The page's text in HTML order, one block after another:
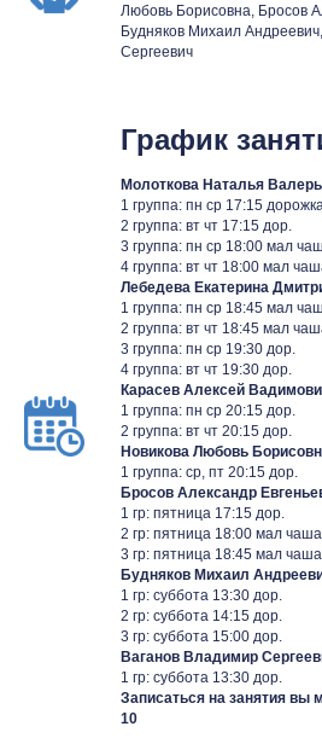
Любовь Борисовна, Бросов
Будняков Михаил
Сергеевич
График
Молоткова Наталья
1 группа: пн ср 17:15 дорожка
2 группа: вт чт 17:15 дор.
3 группа: пн ср 18:00 мал
4 группа: вт чт 18:00 мал
Лебедева Екатерина
1 группа: пн ср 18:45 мал
2 группа: вт чт 18:45 мал
3 группа: пн ср 19:30 дор.
4 группа: вт чт 19:30 дор.
Карасев Алексей
1 группа: пн ср 20:15 дор.
2 группа: вт чт 20:15 дор.
Новикова Любовь
1 группа: ср, пт 20:15 дор.
Бросов Александр
1 гр: пятница 17:15 дор.
2 гр: пятница 18:00 мал чаша,
3 гр: пятница 18:45 мал чаша,
Будняков Михаил
1 гр: суббота 13:30 дор.
2 гр: суббота 14:15 дор.
3 гр: суббота 15:00 дор.
Ваганов Владимир
1 гр: суббота 13:30 дор.
Записаться на занятия вы
10